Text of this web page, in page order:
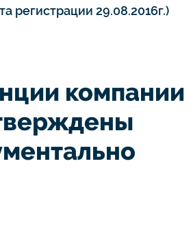
регистрации 29.08.2016г.)
компании